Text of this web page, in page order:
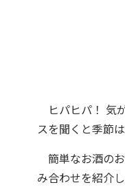
ヒパヒパ！ 気
スを聞くと季節
簡単なお酒の
み合わせを紹介し